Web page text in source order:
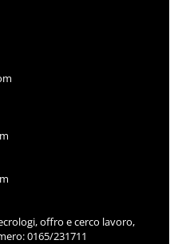
offro e cerco lavoro,
0165/231711